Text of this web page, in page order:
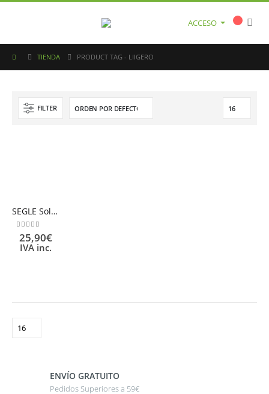
ACCESO
TIENDA PRODUCT TAG - LIIGERO
FILTER
SEGLE Solar Gel Crema Corporal SPF50+
0out of 5
25,90€
IVA inc.
ENVÍO GRATUITO
Pedidos Superiores a 59€